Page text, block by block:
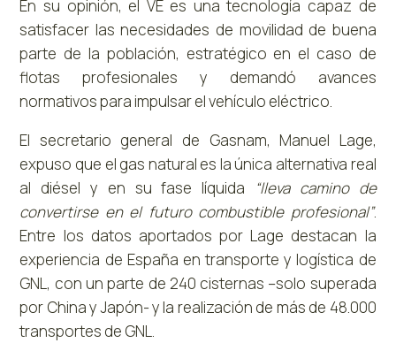
En su opinión, el VE es una tecnología capaz de
satisfacer las necesidades de movilidad de buena
parte de la población, estratégico en el caso de
flotas profesionales y demandó avances
normativos para impulsar el vehículo eléctrico.
El secretario general de Gasnam, Manuel Lage,
expuso que el gas natural es la única alternativa real
al diésel y en su fase líquida
“lleva camino de
convertirse en el futuro combustible profesional”.
Entre los datos aportados por Lage destacan la
experiencia de España en transporte y logística de
GNL, con un parte de 240 cisternas –solo superada
por China y Japón- y la realización de más de 48.000
transportes de GNL.